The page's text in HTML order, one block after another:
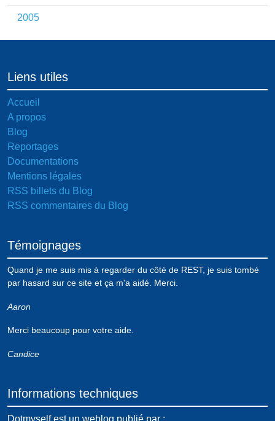
2005
Liens utiles
Accueil
A propos
Blog
Reportages
Documentations
Mentions légales
RSS billets du Blog
RSS commentaires du Blog
Témoignages
Quand je me suis mis à regarder du côté de REST, je suis tombé
par hasard sur ce site et ça m'a aidé. Merci.
Aaron
Merci beaucoup pour votre aide.
Candice
Informations techniques